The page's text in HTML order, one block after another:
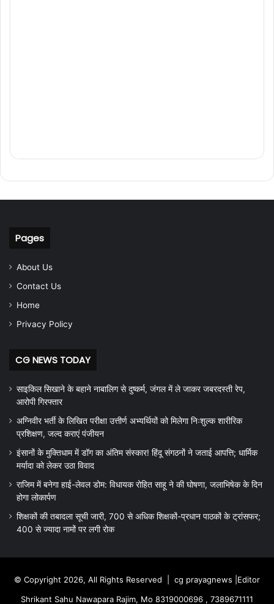
Pages
About Us
Contact Us
Home
Privacy Policy
CG NEWS TODAY
साइकिल सिखाने के बहाने नाबालिग से दुष्कर्म, जंगल में ले जाकर जबरदस्ती रेप,
आरोपी गिरफ्तार
अग्निवीर भर्ती के लिखित परीक्षा उत्तीर्ण अभ्यर्थियों को मिलेगा निःशुल्क शारीरिक
प्रशिक्षण, जल्द कराएं पंजीयन
इंसानों के मुक्तिधाम में डॉग का अंतिम संस्कार! हिंदू संगठनों ने जताई आपत्ति; धार्मिक
मर्यादा को लेकर उठा विवाद
राजिम में बनेगा हाई-लेवल डोम: विधायक रोहित साहू ने की घोषणा, जलाभिषेक के दिन
होगा लोकार्पण
शिक्षकों की तबादला सूची जारी, 700 से अधिक शिक्षकों-प्रधान पाठकों के ट्रांसफर;
400 से ज्यादा नामों पर लगी रोक
© Copyright 2026, All Rights Reserved | cg prayagnews |Editor
Shrikant Sahu Nawapara Rajim, Mo 8319000696 , 7389671111